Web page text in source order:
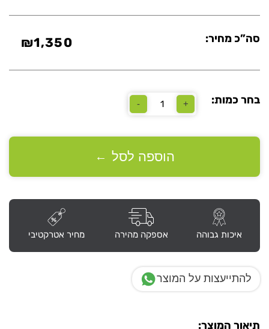
סה”כ מחיר: ₪1,350
בחר כמות: +
כמות
מעוצב
-
הוספה לסל ←
איכות גבוהה אספקה מהירה מחיר אטרקטיבי
להתייעצות על המוצר
תיאור המוצר: